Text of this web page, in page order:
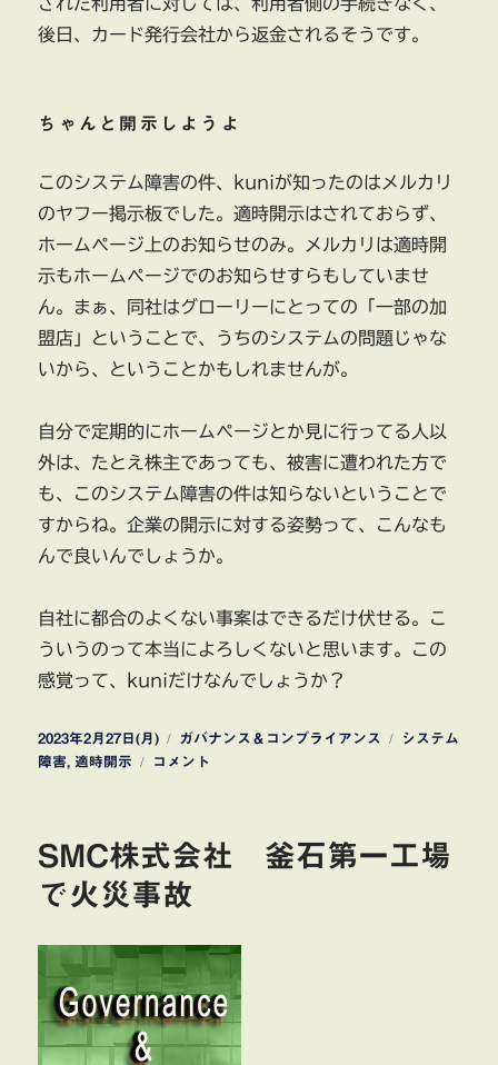
された利用者に対しては、利用者側の手続きなく、
後日、カード発行会社から返金されるそうです。
ちゃんと開示しようよ
このシステム障害の件、kuniが知ったのはメルカリ
のヤフー掲示板でした。適時開示はされておらず、
ホームページ上のお知らせのみ。メルカリは適時開
示もホームページでのお知らせすらもしていませ
ん。まぁ、同社はグローリーにとっての「一部の加
盟店」ということで、うちのシステムの問題じゃな
いから、ということかもしれませんが。
自分で定期的にホームページとか見に行ってる人以
外は、たとえ株主であっても、被害に遭われた方で
も、このシステム障害の件は知らないということで
すからね。企業の開示に対する姿勢って、こんなも
んで良いんでしょうか。
自社に都合のよくない事案はできるだけ伏せる。こ
ういうのって本当によろしくないと思います。この
感覚って、kuniだけなんでしょうか？
投
稿
2023年2月27日(月)
カ
テ
ガバナンス＆コンプライアンス
タ
システム
障害, 適時開示
グ
ー
子
ネ
ー
決
済
シ
コメント
SMC株式会社 釜石第一工場
で火災事故